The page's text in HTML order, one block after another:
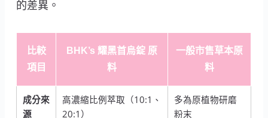
的差異。
比較
項目
BHK’s 耀黑首烏錠 原
料
一般市售草本原
料
成分來
源
高濃縮比例萃取（10:1、
20:1）
多為原植物研磨
粉末